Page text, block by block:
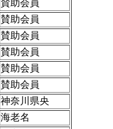
賛助会員
賛助会員
賛助会員
賛助会員
賛助会員
賛助会員
神奈川県央
海老名